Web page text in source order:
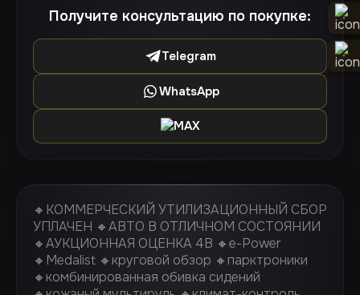
Получите консультацию по покупке:
Telegram
WhatsApp
MAX
🔸КОММЕРЧЕСКИЙ УТИЛИЗАЦИОННЫЙ СБОР
УПЛАЧЕН 🔸АВТО В ОТЛИЧНОМ СОСТОЯНИИ
🔸АУКЦИОННАЯ ОЦЕНКА 4В 🔸e-Power
🔸Medalist 🔸круговой обзор 🔸парктроники
🔸комбинированная обивка сидений